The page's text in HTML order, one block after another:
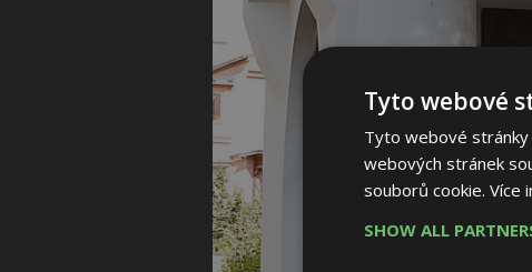
Tyto webové
Tyto webové stránky
webových stránek
souborů cookie. Více
SHOW ALL